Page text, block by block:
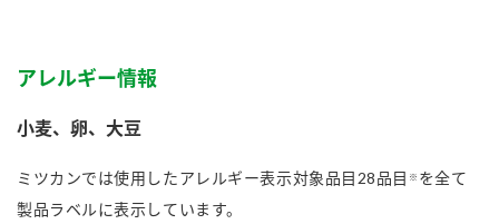
アレルギー情報
小麦、卵、大豆
ミツカンでは使用したアレルギー表示対象品目28品目 ※ を全て
製品ラベルに表示しています。